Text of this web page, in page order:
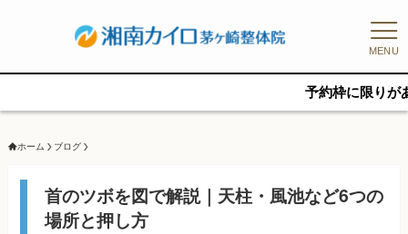
MENU
予約枠に限りがあるため、新
ホーム ブログ
首のツボを図で解説｜天柱・風池など6つの
場所と押し方